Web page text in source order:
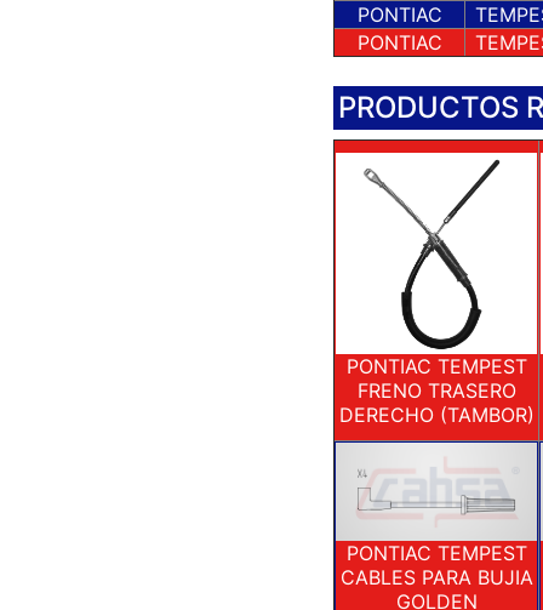
PONTIAC
PONTIAC
PRODUCTOS
PONTIAC TEMPEST
FRENO TRASERO
DERECHO (TAMBOR)
PONTIAC TEMPEST
CABLES PARA BUJIA
GOLDEN